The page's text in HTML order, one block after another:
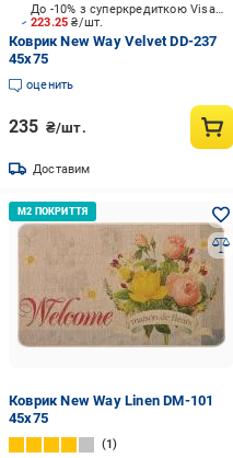
223.25₴/шт.
До -10% з суперкредиткою Visa Вигода
Коврик New Way Velvet DD-237
45x75
оценить
235 ₴/шт.
Доставим
Коврик New Way Linen DM-101
45x75
1